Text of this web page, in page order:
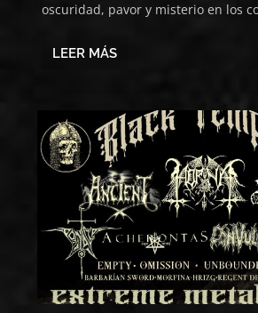
oscuridad, pavor y misterio en los
LEER MÁS